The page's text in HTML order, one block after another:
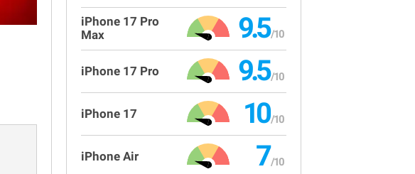
iPhone 17 Pro
Max
9.5
iPhone 17 Pro 9.5
iPhone 17 10
iPhone Air 7